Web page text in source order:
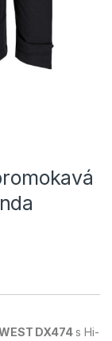
DX474s Hi-